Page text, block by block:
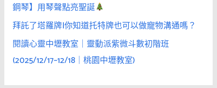
鋼琴】用琴聲點亮聖誕
拜託了塔羅牌|你知道托特牌也可以做寵物溝通嗎？
閱讀心靈中壢教室｜靈動派紫微斗數初階班
(2025/12/17–12/18｜桃園中壢教室)